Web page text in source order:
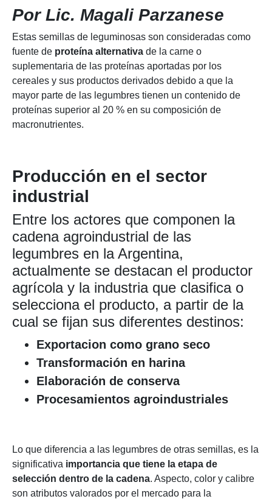
Por Lic. Magali Parzanese
Estas semillas de leguminosas son consideradas como
fuente de proteína alternativa de la carne o
suplementaria de las proteínas aportadas por los
cereales y sus productos derivados debido a que la
mayor parte de las legumbres tienen un contenido de
proteínas superior al 20 % en su composición de
macronutrientes.
Producción en el sector
industrial
Entre los actores que componen la
cadena agroindustrial de las
legumbres en la Argentina,
actualmente se destacan el productor
agrícola y la industria que clasifica o
selecciona el producto, a partir de la
cual se fijan sus diferentes destinos:
Exportacion como grano seco
Transformación en harina
Elaboración de conserva
Procesamientos agroindustriales
Lo que diferencia a las legumbres de otras semillas, es la
significativa importancia que tiene la etapa de
selección dentro de la cadena. Aspecto, color y calibre
son atributos valorados por el mercado para la